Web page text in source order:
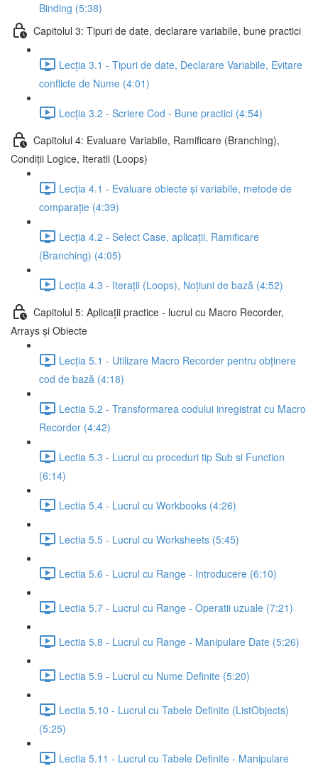
Binding (5:38)
Capitolul 3: Tipuri de date, declarare variabile, bune practici
Lecția 3.1 - Tipuri de date, Declarare Variabile, Evitare
conflicte de Nume (4:01)
Lecția 3.2 - Scriere Cod - Bune practici (4:54)
Capitolul 4: Evaluare Variabile, Ramificare (Branching),
Condiții Logice, Iteratii (Loops)
Lecția 4.1 - Evaluare obiecte și variabile, metode de
comparație (4:39)
Lecția 4.2 - Select Case, aplicații, Ramificare
(Branching) (4:05)
Lecția 4.3 - Iterații (Loops), Noțiuni de bază (4:52)
Capitolul 5: Aplicații practice - lucrul cu Macro Recorder,
Arrays și Obiecte
Lecția 5.1 - Utilizare Macro Recorder pentru obținere
cod de bază (4:18)
Lectia 5.2 - Transformarea codului inregistrat cu Macro
Recorder (4:42)
Lectia 5.3 - Lucrul cu proceduri tip Sub si Function
(6:14)
Lectia 5.4 - Lucrul cu Workbooks (4:26)
Lectia 5.5 - Lucrul cu Worksheets (5:45)
Lectia 5.6 - Lucrul cu Range - Introducere (6:10)
Lectia 5.7 - Lucrul cu Range - Operatii uzuale (7:21)
Lectia 5.8 - Lucrul cu Range - Manipulare Date (5:26)
Lectia 5.9 - Lucrul cu Nume Definite (5:20)
Lectia 5.10 - Lucrul cu Tabele Definite (ListObjects)
(5:25)
Lectia 5.11 - Lucrul cu Tabele Definite - Manipulare